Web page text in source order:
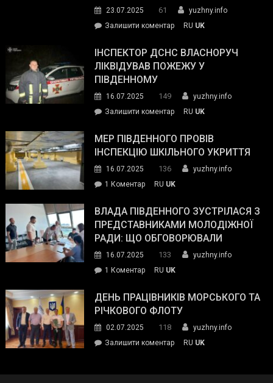
гуманітарну
допомогу
23.07.2025 61
yuzhny.info
Залишити коментарon
провів
нараду
силових
та
органів:
«Наш
спільний
окупанти.
Маємо
діяти
команда
RU UK
ІНСПЕКТОР ДСНС ВЛАСНОРУЧ
ЛІКВІДУВАВ ПОЖЕЖУ У
ПІВДЕННОМУ
16.07.2025 149
yuzhny.info
Залишити коментарon
ДСНС
власноруч
пожежу
у
RU UK
МЕР ПІВДЕННОГО ПРОВІВ
ІНСПЕКЦІЮ ШКІЛЬНОГО УКРИТТЯ
16.07.2025 136
yuzhny.info
1 Коментардо
Південного
провів
інспекцію
укриття
RU UK
ВЛАДА ПІВДЕННОГО ЗУСТРІЛАСЯ З
ПРЕДСТАВНИКАМИ МОЛОДІЖНОЇ
РАДИ: ЩО ОБГОВОРЮВАЛИ
16.07.2025 133
yuzhny.info
1 Коментардо
Південного
зустрілася
представниками
молодіжної
RU UK
ДЕНЬ ПРАЦІВНИКІВ МОРСЬКОГО ТА
РІЧКОВОГО ФЛОТУ
02.07.2025 118
yuzhny.info
Залишити коментарon
RU UK